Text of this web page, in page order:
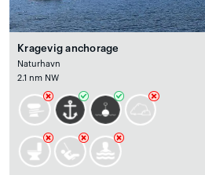
Kragevig anchorage
Naturhavn
2.1 nm NW